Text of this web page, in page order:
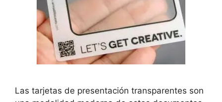
Las tarjetas de presentación transparentes son